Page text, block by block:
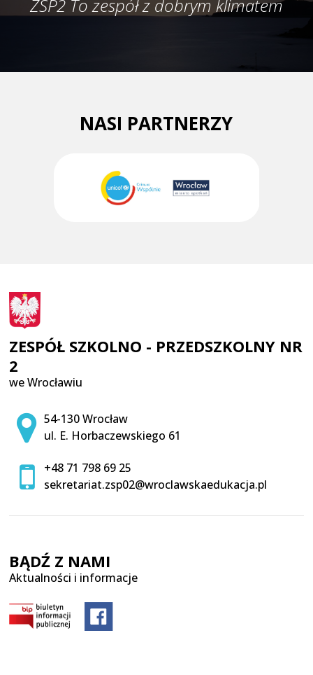
ZSP2 To zespół z dobrym klimatem
NASI PARTNERZY
ZESPÓŁ SZKOLNO - PRZEDSZKOLNY NR
2
we Wrocławiu
Adres pocztowy:
54-130 Wrocław
ul. E. Horbaczewskiego 61
+48 71 798 69 25
sekretariat.zsp02@wroclawskaedukacja.pl
BĄDŹ Z NAMI
Aktualności i informacje